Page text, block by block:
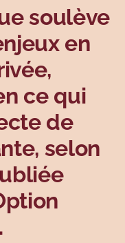
soulève
en
ce qui
de
selon